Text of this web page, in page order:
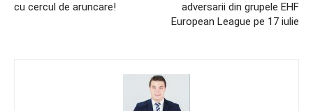
cu cercul de aruncare!
adversarii din grupele EHF
European League pe 17 iulie